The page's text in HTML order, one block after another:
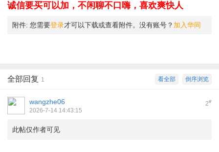
诚信要买可以加，不闲聊不口嗨，喜欢爽快人
附件: 您需要登录才可以下载或查看附件。没有账号？ 加入华同
倒序浏览
看全部
全部回复 1
2#
wangzhe06
2026-7-14 14:43:15
此帖仅作者可见